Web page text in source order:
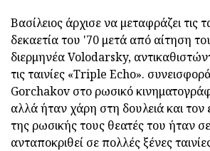
Βασίλειος άρχισε να μεταφράζει τις
δεκαετία του '70 μετά από αίτηση
διερμηνέα Volodarsky,
τις ταινίες «Triple Echo».
Gorchakov στο ρωσικό
αλλά ήταν χάρη στη δουλειά και τον
της ρωσικής τους θεατές του ήταν
ανταποκριθεί σε πολλές ξένες